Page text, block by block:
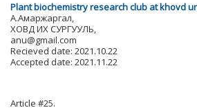
Plant biochemistry research club at khovd
А.Амаржаргал,
ХОВД ИХ СУРГУУЛЬ,
anu@gmail.com
Recieved date: 2021.10.22
Accepted date: 2021.11.22
Article #25.